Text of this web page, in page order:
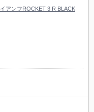
イアンフROCKET 3 R BLACK